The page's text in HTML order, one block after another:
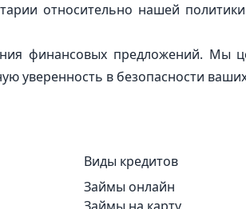
относительно нашей
финансовых предложений. Мы
уверенность в безопасности
Виды кредитов
Займы онлайн